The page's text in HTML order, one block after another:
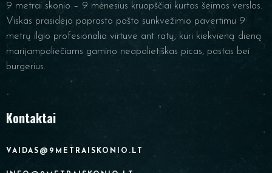
9 metrai skonio – 9 mėnesius kruopščiai kurtas šeimos verslas.
Viskas prasidėjo paprasto pašto sunkvežimio pavertimu 9
metrų ilgio profesionalia virtuve ant ratų, kuri kiekvieną dieną
marijampoliečiams gamino neapolietiškas picas, pastas bei
burgerius.
Kontaktai
VAIDAS@9METRAISKONIO.LT